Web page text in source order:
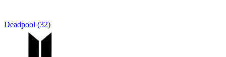
Deadpool (32)